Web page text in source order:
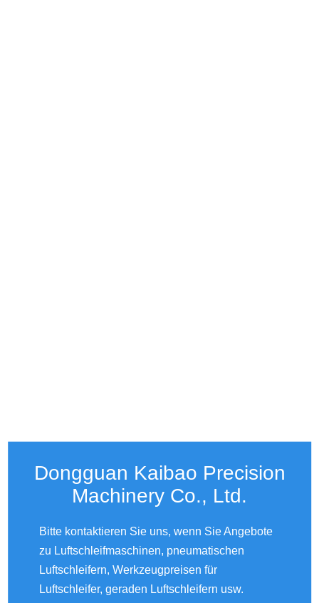
Dongguan Kaibao Precision
Machinery Co., Ltd.​​​​​​​
Bitte kontaktieren Sie uns, wenn Sie Angebote
zu Luftschleifmaschinen, pneumatischen
Luftschleifern, Werkzeugpreisen für
Luftschleifer, geraden Luftschleifern usw.